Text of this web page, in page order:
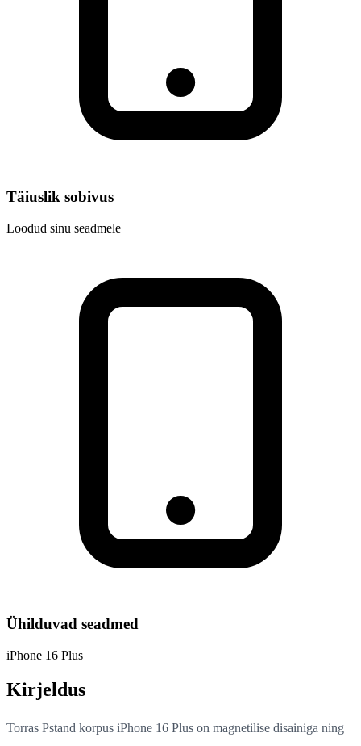
Täiuslik sobivus
Loodud sinu seadmele
Ühilduvad seadmed
iPhone 16 Plus
Kirjeldus
Torras Pstand korpus iPhone 16 Plus on magnetilise disainiga ning